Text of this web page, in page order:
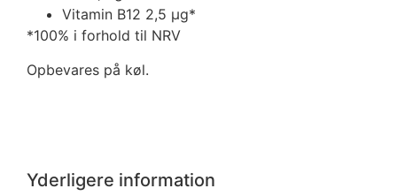
Vitamin B12 2,5 μg*
*100% i forhold til NRV
Opbevares på køl.
Yderligere information